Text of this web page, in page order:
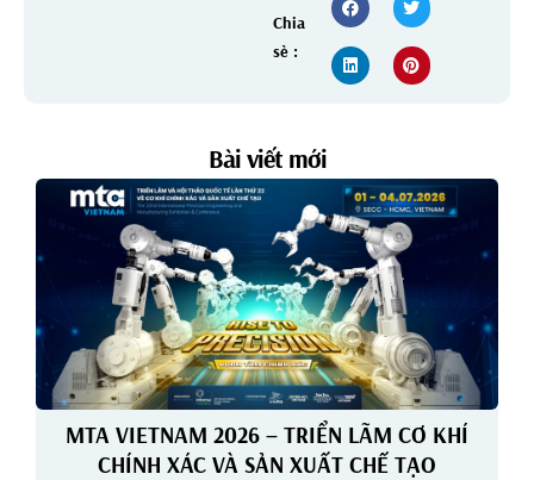
Chia
sẻ :
Bài viết mới
MTA VIETNAM 2026 – TRIỂN LÃM CƠ KHÍ
CHÍNH XÁC VÀ SẢN XUẤT CHẾ TẠO